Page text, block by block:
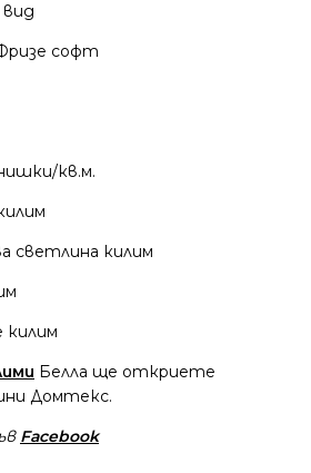
вид
софт
кв.м.
светлина килим
килим
Белла ще откриете
Домтекс.
Facebook